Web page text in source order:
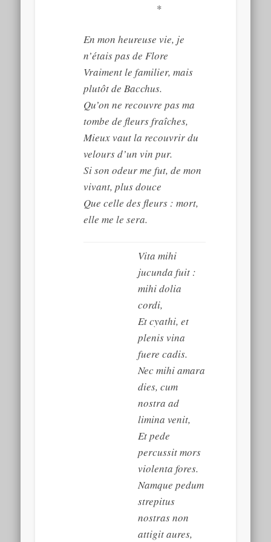
*
En mon heureuse vie, je
n’étais pas de Flore
Vraiment le familier, mais
plutôt de Bacchus.
Qu’on ne recouvre pas ma
tombe de fleurs fraîches,
Mieux vaut la recouvrir du
velours d’un vin pur.
Si son odeur me fut, de mon
vivant, plus douce
Que celle des fleurs : mort,
elle me le sera.
Vita mihi
jucunda fuit :
mihi dolia
cordi,
Et cyathi, et
plenis vina
fuere cadis.
Nec mihi amara
dies, cum
nostra ad
limina venit,
Et pede
percussit mors
violenta fores.
Namque pedum
strepitus
nostras non
attigit aures,